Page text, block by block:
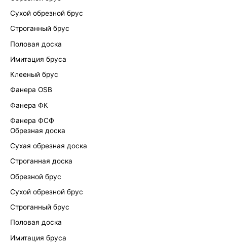
Сухой обрезной брус
Строганный брус
Половая доска
Имитация бруса
Клееный брус
Фанера OSB
Фанера ФК
Фанера ФСФ
Обрезная доска
Сухая обрезная доска
Строганная доска
Обрезной брус
Сухой обрезной брус
Строганный брус
Половая доска
Имитация бруса